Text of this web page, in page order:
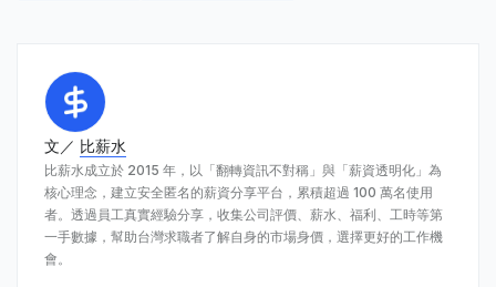
文／ 比薪水
比薪水成立於 2015 年，以「翻轉資訊不對稱」與「薪資透明化」為
核心理念，建立安全匿名的薪資分享平台，累積超過 100 萬名使用
者。透過員工真實經驗分享，收集公司評價、薪水、福利、工時等第
一手數據，幫助台灣求職者了解自身的市場身價，選擇更好的工作機
會。